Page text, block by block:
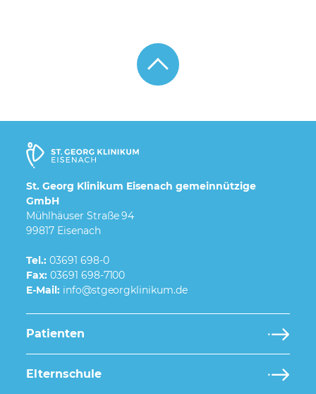
St. Georg Klinikum Eisenach gemeinnützige
GmbH
Mühlhäuser Straße 94
99817 Eisenach
Tel.: 03691 698-0
Fax: 03691 698-7100
E-Mail:
Patienten
Elternschule